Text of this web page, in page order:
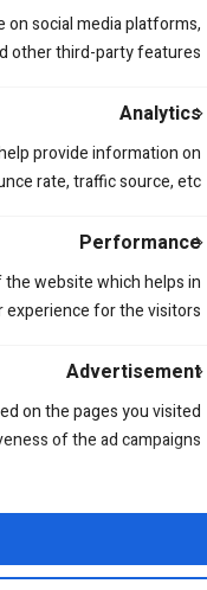
תוכן מותאם ולנתח
social media platforms,
other third-party features.
Analytics
provide information on
rate, traffic source, etc.
Performance
website which helps in
for the visitors.
Advertisement
on the pages you visited
of the ad campaigns.